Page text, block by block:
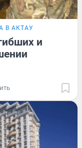
В АКТАУ
и